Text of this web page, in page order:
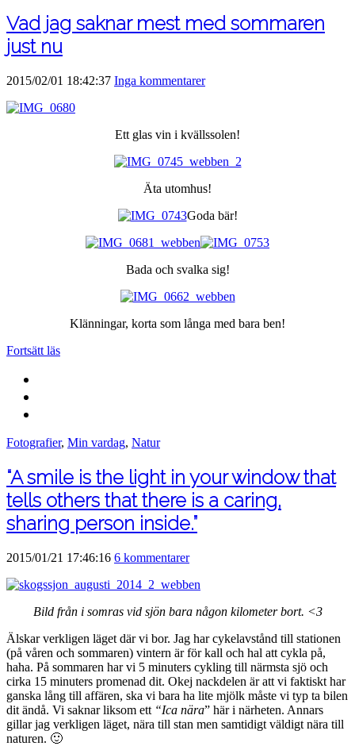
Vad jag saknar mest med sommaren
just nu
2015/02/01 18:42:37 Inga kommentarer
Ett glas vin i kvällssolen!
Äta utomhus!
Goda bär!
Bada och svalka sig!
Klänningar, korta som långa med bara ben!
Fortsätt läs
Fotografier, Min vardag, Natur
“A smile is the light in your window that
tells others that there is a caring,
sharing person inside.”
2015/01/21 17:46:16 6 kommentarer
Bild från i somras vid sjön bara någon kilometer bort. <3
Älskar verkligen läget där vi bor. Jag har cykelavstånd till stationen
(på våren och sommaren) vintern är för kall och hal att cykla på,
haha. På sommaren har vi 5 minuters cykling till närmsta sjö och
cirka 15 minuters promenad dit. Okej nackdelen är att vi faktiskt har
ganska lång till affären, ska vi bara ha lite mjölk måste vi typ ta bilen
dit ändå. Vi saknar liksom ett “Ica nära” här i närheten. Annars
gillar jag verkligen läget, nära till stan men samtidigt väldigt nära till
naturen. 🙂